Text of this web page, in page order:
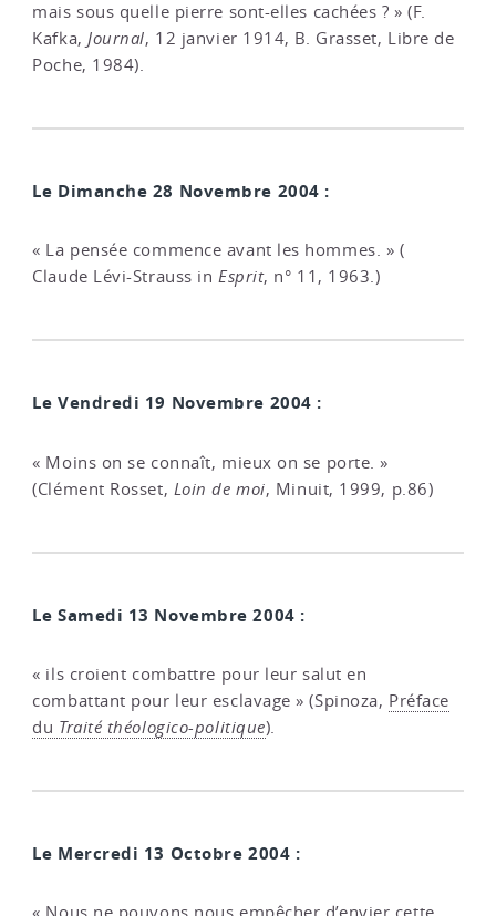
mais sous quelle pierre sont-elles cachées ? » (F.
Kafka,Journal, 12 janvier 1914, B. Grasset, Libre de
Poche, 1984).
Le Dimanche 28 Novembre 2004 :
« La pensée commence avant les hommes. » (
Claude Lévi-Strauss in Esprit, n° 11, 1963.)
Le Vendredi 19 Novembre 2004 :
« Moins on se connaît, mieux on se porte. »
(Clément Rosset, Loin de moi, Minuit, 1999, p.86)
Le Samedi 13 Novembre 2004 :
« ils croient combattre pour leur salut en
combattant pour leur esclavage » (Spinoza, Préface
du Traité théologico-politique).
Le Mercredi 13 Octobre 2004 :